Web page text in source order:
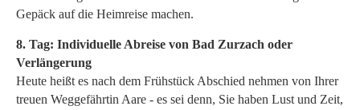
Gepäck auf die Heimreise machen.
8. Tag: Individuelle Abreise von Bad Zurzach oder
Verlängerung
Heute heißt es nach dem Frühstück Abschied nehmen von Ihrer
treuen Weggefährtin Aare - es sei denn, Sie haben Lust und Zeit,